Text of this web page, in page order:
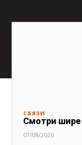
СВЯЗИ
Смотри шире
07/08/2026